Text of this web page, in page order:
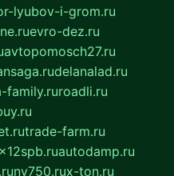
lyubov-i-grom.ru
evro-dez.ru
avtopomosch27.ru
delanalad.ru
family.ruroadli.ru
trade-farm.ru
autodamp.ru
nv750.rux-ton.ru